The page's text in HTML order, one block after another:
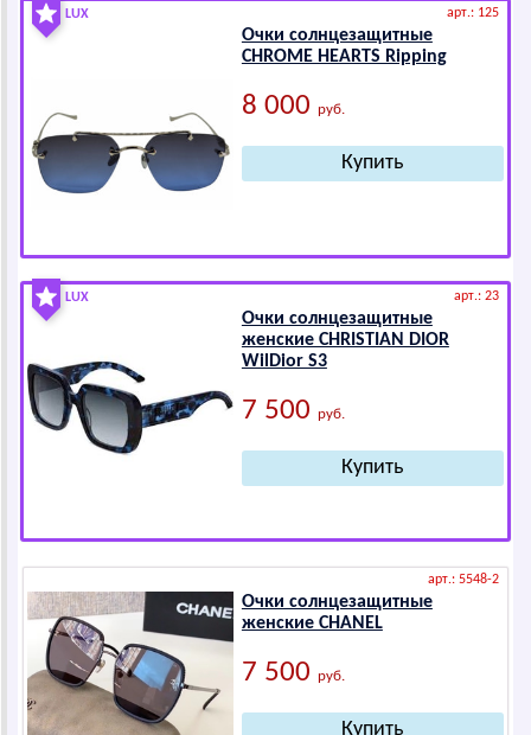
LUX арт.: 125
Очки солнцезащитные
СНRОМЕ НЕАRТS Ripping
8 000 руб.
LUX арт.: 23
Очки солнцезащитные
женские СНRISТIАN DIОR
WilDiоr S3
7 500 руб.
арт.: 5548-2
Очки солнцезащитные
женские СНАNЕL
7 500 руб.